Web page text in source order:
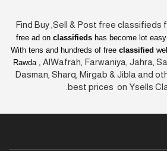
Find Buy ,Sell & Post free classifieds
free ad on classifieds has become lot
With tens and hundreds of free classified
Rawda ,
AlWafrah, Farwaniya, Jahra,
Dasman, Sharq, Mirgab & Jibla and
best prices on Ysells